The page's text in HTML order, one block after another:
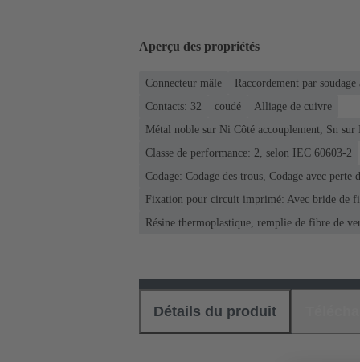
Aperçu des propriétés
Connecteur mâle Raccordement par soudage
Contacts: 32
coudé
Alliage de cuivre
Métal noble sur Ni Côté accouplement, Sn sur
Classe de performance: 2, selon IEC 60603-2
Codage: Codage des trous, Codage avec perte
Fixation pour circuit imprimé: Avec bride de
Résine thermoplastique, remplie de fibre de
Détails du produit